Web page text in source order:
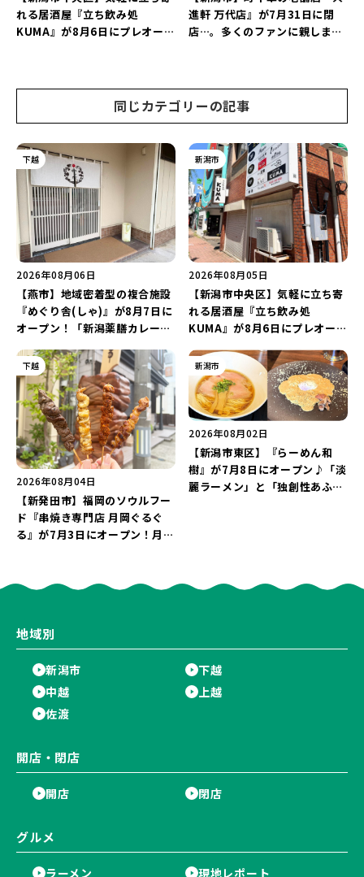
れる居酒屋『立ち飲み処
KUMA』が8月6日にプレオープ
進軒 万代店』が7月31日に閉
店…。多くのファンに親しまれ
同じカテゴリーの記事
下越
2026年08月06日
【燕市】地域密着型の複合施設
『めぐり舎(しゃ)』が8月7日に
オープン！「新潟薬膳カレー
メニューや漆喰アートを楽しも
う♪
新潟市
2026年08月05日
【新潟市中央区】気軽に立ち寄
れる居酒屋『立ち飲み処
KUMA』が8月6日にプレオープ
額”になるキャンペーンを開催
♪
下越
2026年08月04日
【新発田市】福岡のソウルフー
ド『串焼き専門店 月岡ぐるぐ
る』が7月3日にオープン！月岡
堪能しよう♪
新潟市
2026年08月02日
【新潟市東区】『らーめん和
樹』が7月8日にオープン♪「淡
麗ラーメン」と「独創性あふれ
地域別
新潟市
下越
中越
上越
佐渡
開店・閉店
開店 閉店
グルメ
ラーメン
現地レポート